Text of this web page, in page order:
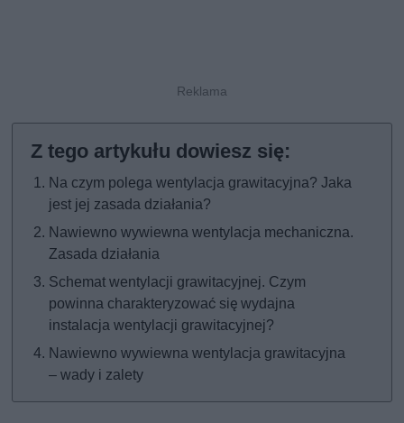
Na czym polega wentylacja grawitacyjna? Jaka
jest jej zasada działania?
Nawiewno wywiewna wentylacja mechaniczna.
Zasada działania
Schemat wentylacji grawitacyjnej. Czym
powinna charakteryzować się wydajna
instalacja wentylacji grawitacyjnej?
Nawiewno wywiewna wentylacja grawitacyjna
– wady i zalety